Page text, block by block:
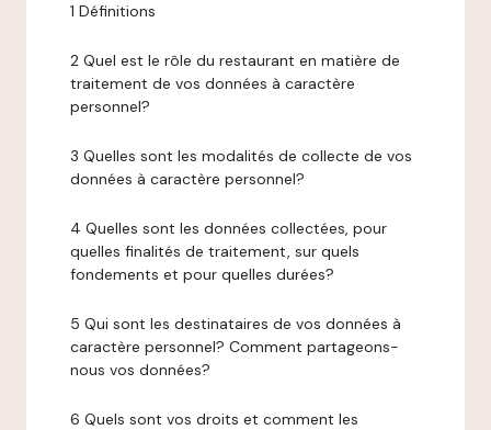
1 Définitions
2 Quel est le rôle du restaurant en matière de
traitement de vos données à caractère
personnel?
3 Quelles sont les modalités de collecte de vos
données à caractère personnel?
4 Quelles sont les données collectées, pour
quelles finalités de traitement, sur quels
fondements et pour quelles durées?
5 Qui sont les destinataires de vos données à
caractère personnel? Comment partageons-
nous vos données?
6 Quels sont vos droits et comment les